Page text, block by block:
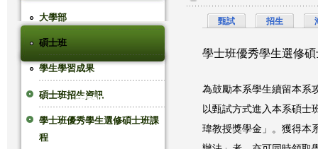
大學部
碩士班
學生學習成果
導覽列
碩士班招生資訊
學士班優秀學生選修碩士班課
程
甄試 招生
學士班優秀學生選修
為鼓勵本系學生續留本系
以甄試方式進入本系碩士
瑋教授獎學金」。 獲得本